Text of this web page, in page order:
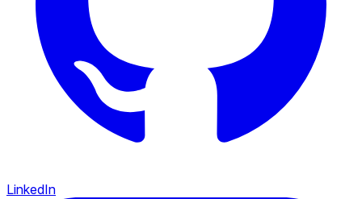
LinkedIn